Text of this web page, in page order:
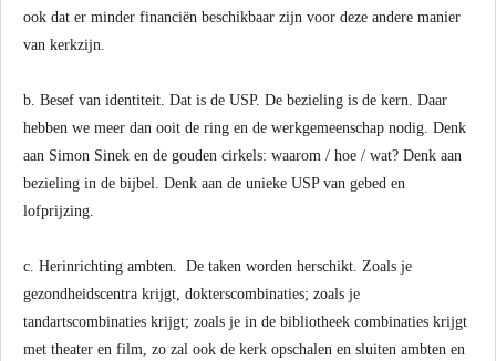
ook dat er minder financiën beschikbaar zijn voor deze andere manier
van kerkzijn.
b. Besef van identiteit. Dat is de USP. De bezieling is de kern. Daar
hebben we meer dan ooit de ring en de werkgemeenschap nodig. Denk
aan Simon Sinek en de gouden cirkels: waarom / hoe / wat? Denk aan
bezieling in de bijbel. Denk aan de unieke USP van gebed en
lofprijzing.
c. Herinrichting ambten. De taken worden herschikt. Zoals je
gezondheidscentra krijgt, dokterscombinaties; zoals je
tandartscombinaties krijgt; zoals je in de bibliotheek combinaties krijgt
met theater en film, zo zal ook de kerk opschalen en sluiten ambten en